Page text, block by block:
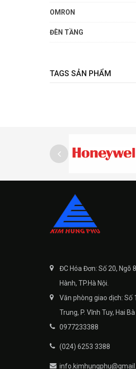
OMRON
ĐÈN TẦNG
TAGS SẢN PHẨM
ĐC Hóa Đơn: Số 20, Ngõ
Hành, TP.Hà Nội.
Văn phòng giao dịch: Số
Trung, P. Vĩnh Tuy, Hai
0977233388
(024) 6253 3388